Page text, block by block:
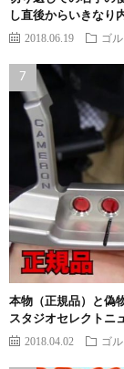
し直後からいきなり
2018.06.19 ゴ
本物（正規品）と偽
スタジオセレクトニ
2018.04.02 ゴ